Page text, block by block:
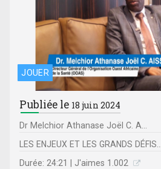
JOUER
Publiée le 18 juin 2024
Dr Melchior Athanase Joël C. A...
LES ENJEUX ET LES GRANDS DÉFIS...
Durée: 24:21 | J'aimes 1.002